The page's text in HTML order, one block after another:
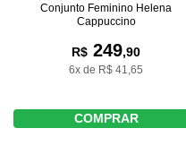
Conjunto Feminino Helena
Cappuccino
R$ 249,90
6x de R$ 41,65
COMPRAR